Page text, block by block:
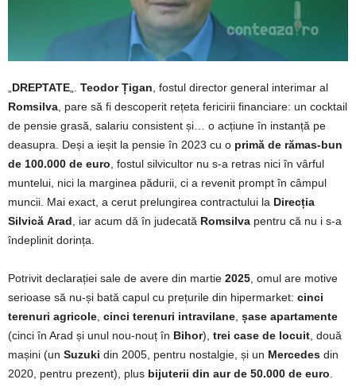
DREPTATE Teodor Țigan , fostul director general interimar al
Romsilva , pare să fi descoperit rețeta fericirii financiare: un cocktail
de pensie grasă, salariu consistent și… o acțiune în instanță pe
deasupra. Deși a ieșit la pensie în 2023 cu o primă de rămas-bun
de 100.000 de euro , fostul silvicultor nu s-a retras nici în vârful
muntelui, nici la marginea pădurii, ci a revenit prompt în câmpul
muncii. Mai exact, a cerut prelungirea contractului la Direcția
Silvică Arad , iar acum dă în judecată Romsilva pentru că nu i s-a
îndeplinit dorința.
Potrivit declarației sale de avere din martie 2025 , omul are motive
serioase să nu-și bată capul cu prețurile din hipermarket: cinci
terenuri agricole cinci terenuri intravilane șase apartamente
(cinci în Arad și unul nou-nouț în Bihor), trei case de locuit , două
mașini (un Suzuki din 2005, pentru nostalgie, și un Mercedes din
2020, pentru prezent), plus bijuterii din aur de 50.000 de euro